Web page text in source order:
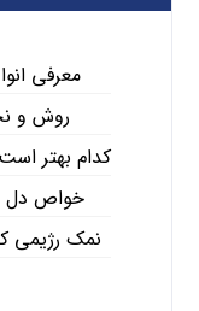
معرفی
روش و
کدام بهتر
خواص دل
نمک رژیمی